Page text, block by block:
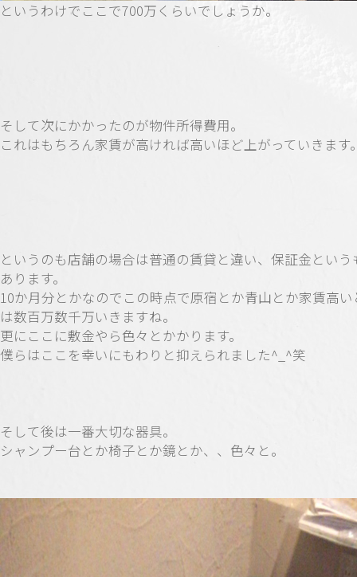
というわけでここで700万くらいでしょうか。
そして次にかかったのが物件所得費用。
これはもちろん家賃が高ければ高いほど上がっていきます
というのも店舗の場合は普通の賃貸と違い、保証金という
あります。
10か月分とかなのでこの時点で原宿とか青山とか家賃高
は数百万数千万いきますね。
更にここに敷金やら色々とかかります。
僕らはここを幸いにもわりと抑えられました^_^笑
そして後は一番大切な器具。
シャンプー台とか椅子とか鏡とか、、色々と。